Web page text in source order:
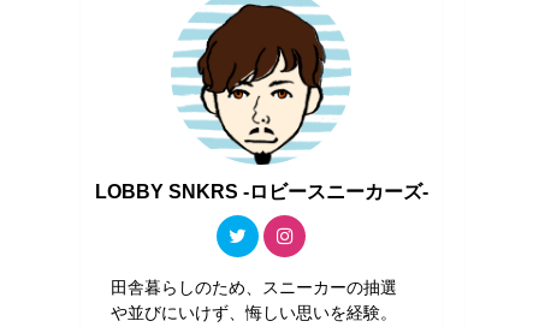
LOBBY SNKRS -ロビースニーカーズ-
田舎暮らしのため、スニーカーの抽選
や並びにいけず、悔しい思いを経験。